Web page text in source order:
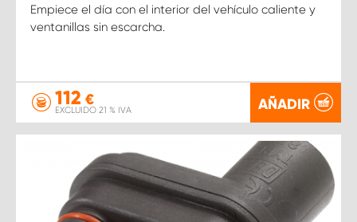
Empiece el día con el interior del vehículo caliente y
ventanillas sin escarcha.
112 €
EXCLUIDO 21 % IVA AÑADIR